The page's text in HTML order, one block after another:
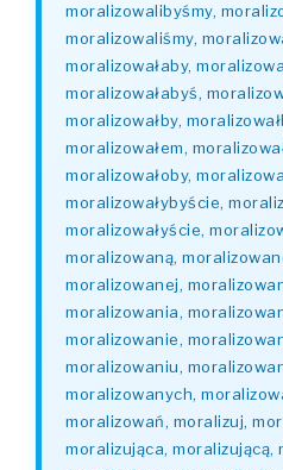
moralizowalibyśmy,
moralizowaliśmy,
moralizowałaby,
moralizowałabyś,
moralizowałby,
moralizowałem,
moralizowałoby,
moralizowałybyście,
moralizowałyście,
moralizowaną,
moralizowanej,
moralizowania,
moralizowanie,
moralizowaniu,
moralizowanych,
moralizowań, moralizuj,
moralizująca, moralizującą,